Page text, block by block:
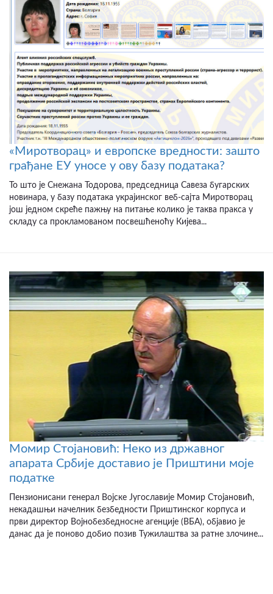
«Миротворац» и европске вредности: зашто
грађане ЕУ уносе у ову базу података?
То што је Снежана Тодорова, председница Савеза бугарских
новинара, у базу података украјинског веб-сајта Миротворац
још једном скреће пажњу на питање колико је таква пракса у
складу са прокламованом посвешћеноћу Кијева...
Момир Стојановић: Неко из државног
апарата Србије доставио је Приштини моје
податке
Пензионисани генерал Војске Југославије Момир Стојановић,
некадашњи начелник безбедности Приштинског корпуса и
први директор Војнобезбедносне агенције (ВБА), објавио је
данас да је поново добио позив Тужилаштва за ратне злочине...